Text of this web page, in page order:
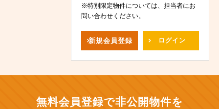
※特別限定物件については、担当者にお
問い合わせください。
新規会員登録 ログイン
無料会員登録で非公開物件を